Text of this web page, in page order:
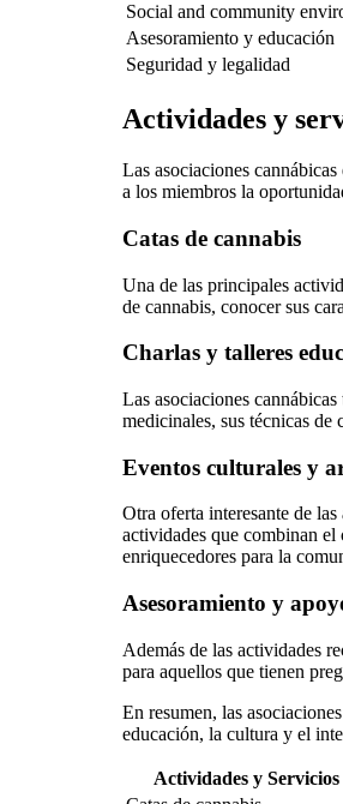
Social and community
Asesoramiento y educación
Seguridad y legalidad
Actividades y
Las asociaciones
a los miembros la
Catas de cannabis
Una de las principales
de cannabis, conocer sus
Charlas y talleres
Las asociaciones
medicinales, sus técnicas
Eventos culturales y
Otra oferta interesante de
actividades que combinan
enriquecedores para la
Asesoramiento y
Además de las actividades
para aquellos que tienen
En resumen, las
educación, la cultura y el
Actividades y Servicios